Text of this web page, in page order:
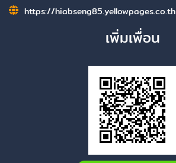
https://hiabseng85.yellowpages.co.th
เพิ่มเพื่อน